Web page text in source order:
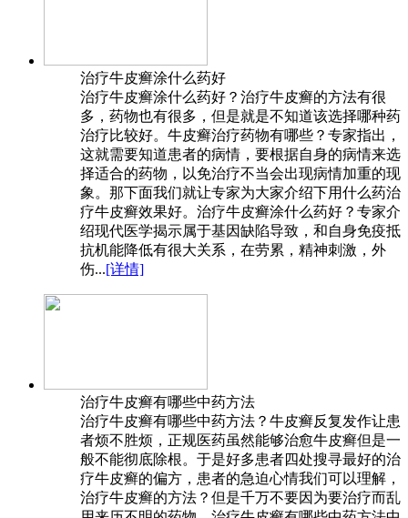
治疗牛皮癣涂什么药好
治疗牛皮癣涂什么药好？治疗牛皮癣的方法有很
多，药物也有很多，但是就是不知道该选择哪种药
治疗比较好。牛皮癣治疗药物有哪些？专家指出，
这就需要知道患者的病情，要根据自身的病情来选
择适合的药物，以免治疗不当会出现病情加重的现
象。那下面我们就让专家为大家介绍下用什么药治
疗牛皮癣效果好。治疗牛皮癣涂什么药好？专家介
绍现代医学揭示属于基因缺陷导致，和自身免疫抵
抗机能降低有很大关系，在劳累，精神刺激，外
伤...[详情]
治疗牛皮癣有哪些中药方法
治疗牛皮癣有哪些中药方法？牛皮癣反复发作让患
者烦不胜烦，正规医药虽然能够治愈牛皮癣但是一
般不能彻底除根。于是好多患者四处搜寻最好的治
疗牛皮癣的偏方，患者的急迫心情我们可以理解，
治疗牛皮癣的方法？但是千万不要因为要治疗而乱